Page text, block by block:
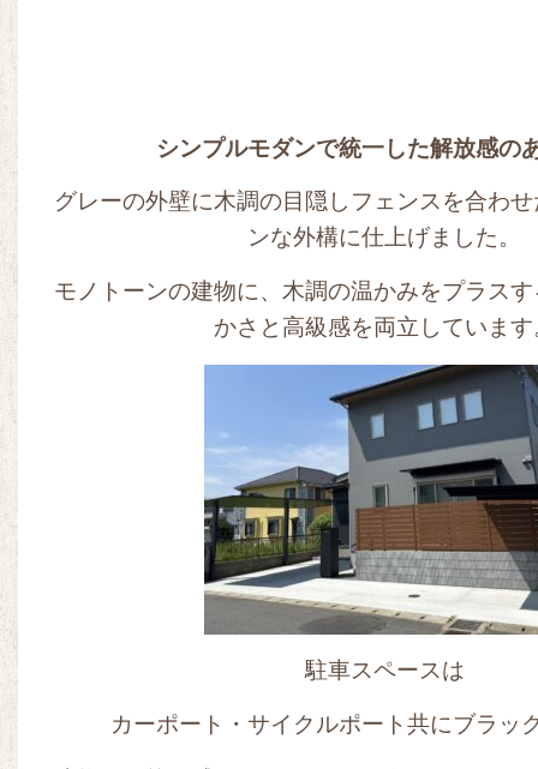
シンプルモダンで統一した解放感の
グレーの外壁に木調の目隠しフェンスを合わ
ンな外構に仕上げました。
モノトーンの建物に、木調の温かみをプラス
かさと高級感を両立しています
駐車スペースは
カーポート・サイクルポート共にブラッ